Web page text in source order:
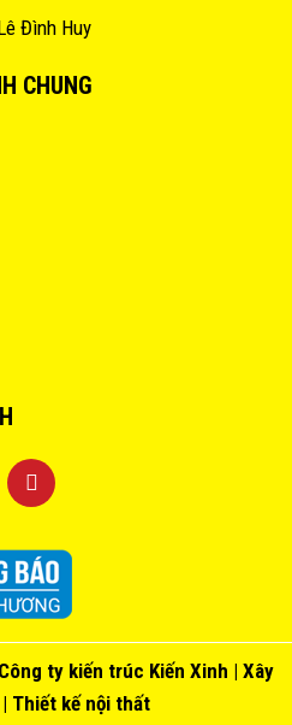
Đình Huy
CHUNG
Công ty kiến trúc Kiến Xinh | Xây
Thiết kế nội thất